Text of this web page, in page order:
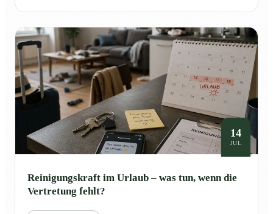
14
JUL
Reinigungskraft im Urlaub – was tun, wenn die
Vertretung fehlt?